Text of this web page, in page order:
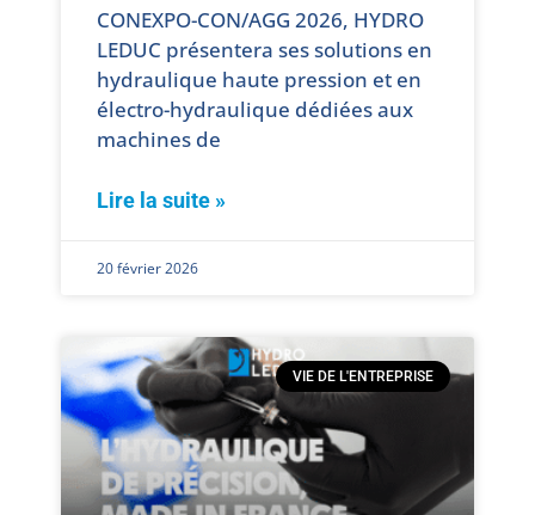
CONEXPO-CON/AGG 2026, HYDRO
LEDUC présentera ses solutions en
hydraulique haute pression et en
électro-hydraulique dédiées aux
machines de
Lire la suite »
20 février 2026
VIE DE L'ENTREPRISE